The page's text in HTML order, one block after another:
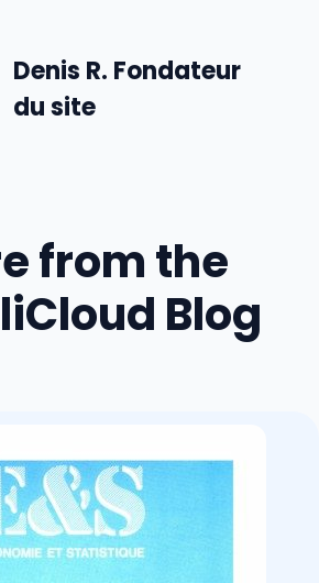
Denis R. Fondateur
du site
from the
Blog